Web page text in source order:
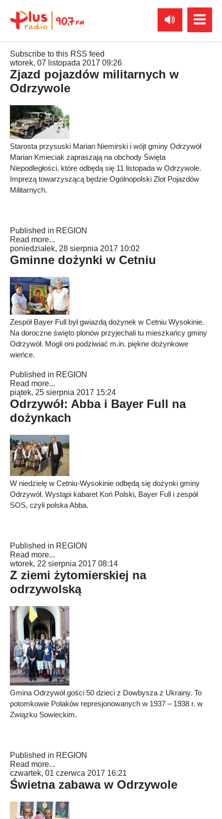
Subscribe to this RSS feed
wtorek, 07 listopada 2017 09:26
Zjazd pojazdów militarnych w
Odrzywole
Starosta przysuski Marian Niemirski i wójt gminy Odrzywół
Marian Kmieciak zapraszają na obchody Święta
Niepodległości, które odbędą się 11 listopada w Odrzywole.
Imprezą towarzyszącą będzie Ogólnopolski Zlot Pojazdów
Militarnych.
Published in REGION
Read more...
poniedziałek, 28 sierpnia 2017 10:02
Gminne dożynki w Cetniu
Zespół Bayer Full był gwiazdą dożynek w Cetniu Wysokinie.
Na doroczne święto plonów przyjechali tu mieszkańcy gminy
Odrzywół. Mogli oni podziwiać m.in. piękne dożynkowe
wieńce.
Published in REGION
Read more...
piątek, 25 sierpnia 2017 15:24
Odrzywół: Abba i Bayer Full na
dożynkach
W niedzielę w Cetniu-Wysokinie odbędą się dożynki gminy
Odrzywół. Wystąpi kabaret Koń Polski, Bayer Full i zespół
SOS, czyli polska Abba.
Published in REGION
Read more...
wtorek, 22 sierpnia 2017 08:14
Z ziemi żytomierskiej na
odrzywolską
Gmina Odrzywół gości 50 dzieci z Dowbysza z Ukrainy. To
potomkowie Polaków represjonowanych w 1937 – 1938 r. w
Związku Sowieckim.
Published in REGION
Read more...
czwartek, 01 czerwca 2017 16:21
Świetna zabawa w Odrzywole